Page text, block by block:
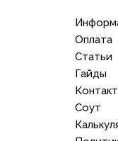
Оплата
Статьи
Гайды
Соут